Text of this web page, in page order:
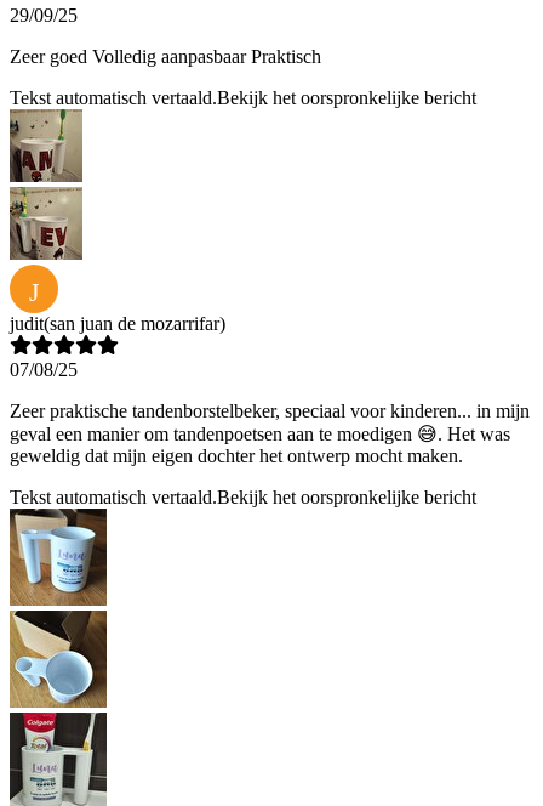
29/09/25
Zeer goed Volledig aanpasbaar Praktisch
Tekst automatisch vertaald.Bekijk het oorspronkelijke bericht
J
judit(san juan de mozarrifar)
07/08/25
Zeer praktische tandenborstelbeker, speciaal voor kinderen... in mijn
geval een manier om tandenpoetsen aan te moedigen 😅. Het was
geweldig dat mijn eigen dochter het ontwerp mocht maken.
Tekst automatisch vertaald.Bekijk het oorspronkelijke bericht